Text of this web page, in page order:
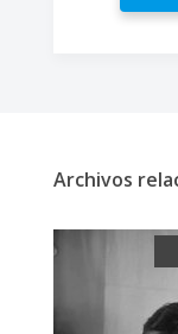
Archivos